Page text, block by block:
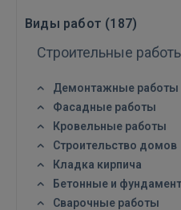
Виды работ (187)
Строительные
Демонтажные работы
Фасадные работы
Кровельные работы
Строительство домов
Кладка кирпича
Бетонные и
Сварочные работы